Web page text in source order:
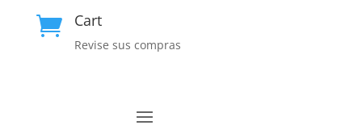
 Cart
Revise sus compras